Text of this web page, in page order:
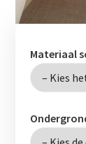
Materiaal